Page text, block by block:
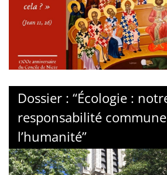
Dossier : “Écologie :
responsabilité
l’humanité”